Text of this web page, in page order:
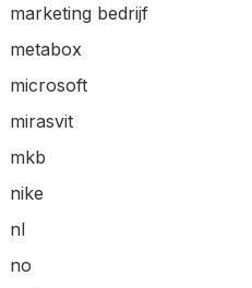
marketing bedrijf
metabox
microsoft
mirasvit
mkb
nike
nl
no